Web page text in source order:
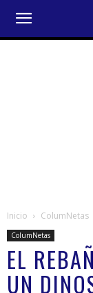
Inicio ColumNetas
ColumNetas
EL
UN